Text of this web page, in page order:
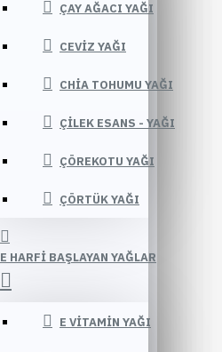
ÇAY AĞACI YAĞI
CEVIZ YAĞI
CHIA TOHUMU YAĞI
ÇILEK ESANS - YAĞI
ÇÖREKOTU YAĞI
ÇÖRTÜK YAĞI
E HARFI BAŞLAYAN YAĞLAR
E VITAMIN YAĞI